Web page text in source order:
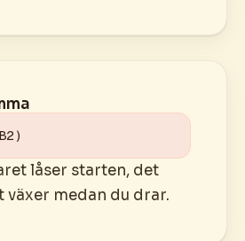
låser starten, det
växer medan du drar.